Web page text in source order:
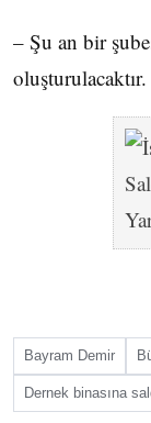
– Şu an bir
Bayram Demir
Dernek binasına